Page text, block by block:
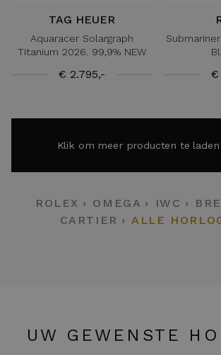
TAG HEUER
Aquaracer Solargraph
Titanium 2026. 99,9% NEW
€ 2.795,- €
Klik om meer producten te laden
ROLEX OMEGA IWC
CARTIER
ALLE
UW GEWENSTE